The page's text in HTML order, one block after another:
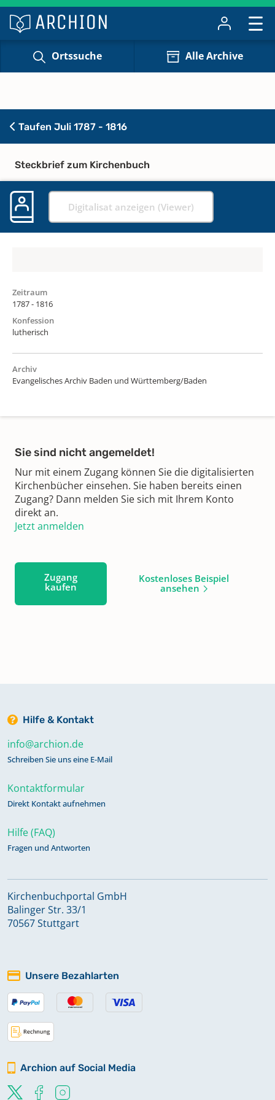
Ortssuche Alle Archive
Taufen Juli 1787 - 1816
Steckbrief zum Kirchenbuch
Digitalisat anzeigen (Viewer)
Zeitraum
1787 - 1816
Konfession
lutherisch
Archiv
Evangelisches Archiv Baden und Württemberg/Baden
Sie sind nicht angemeldet!
Nur mit einem Zugang können Sie die digitalisierten
Kirchenbücher einsehen. Sie haben bereits einen
Zugang? Dann melden Sie sich mit Ihrem Konto
direkt an.
Jetzt anmelden
Zugang
kaufen
Kostenloses Beispiel
ansehen
Hilfe & Kontakt
info@archion.de
Schreiben Sie uns eine E-Mail
Kontaktformular
Direkt Kontakt aufnehmen
Hilfe (FAQ)
Fragen und Antworten
Kirchenbuchportal GmbH
Balinger Str. 33/1
70567 Stuttgart
Unsere Bezahlarten
Archion auf Social Media